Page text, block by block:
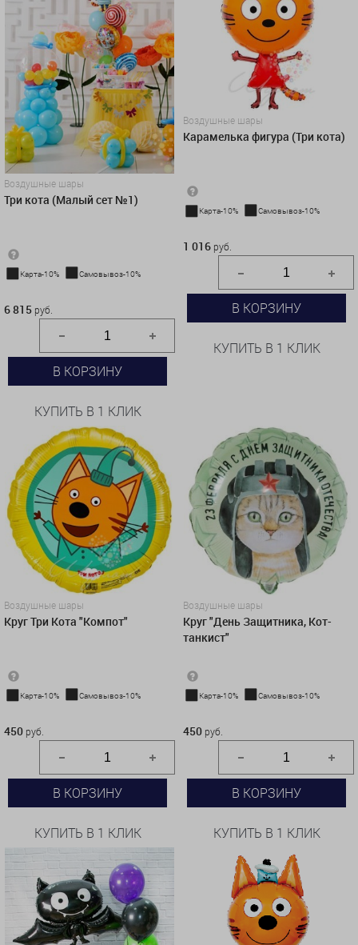
Воздушные шары
Три кота (Малый сет №1)
Карта-10% Самовывоз-10%
6 815 руб.
В КОРЗИНУ
КУПИТЬ В 1 КЛИК
Воздушные шары
Карамелька фигура (Три кота)
Карта-10% Самовывоз-10%
1 016 руб.
В КОРЗИНУ
КУПИТЬ В 1 КЛИК
Воздушные шары
Круг Три Кота "Компот"
Карта-10% Самовывоз-10%
450 руб.
В КОРЗИНУ
КУПИТЬ В 1 КЛИК
Воздушные шары
Круг "День Защитника, Кот-
танкист"
Карта-10% Самовывоз-10%
450 руб.
В КОРЗИНУ
КУПИТЬ В 1 КЛИК